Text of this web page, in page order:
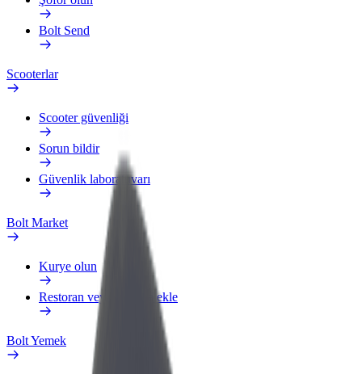
Bolt Send
Scooterlar
Scooter güvenliği
Sorun bildir
Güvenlik laboratuvarı
Bolt Market
Kurye olun
Restoran veya mağaza ekle
Bolt Yemek